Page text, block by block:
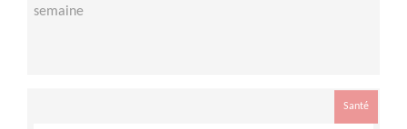
semaine
Santé